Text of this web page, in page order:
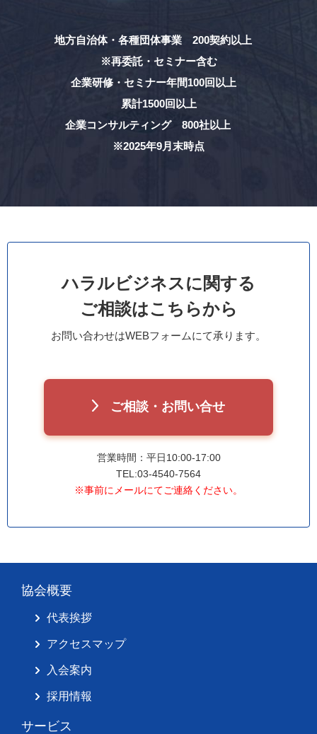
地方自治体・各種団体事業 200契約以上
※再委託・セミナー含む
企業研修・セミナー年間100回以上
累計1500回以上
企業コンサルティング 800社以上
※2025年9月末時点
ハラルビジネスに関する
ご相談はこちらから
お問い合わせはWEBフォームにて承ります。
ご相談・お問い合せ
営業時間：平日10:00-17:00
TEL:03-4540-7564
※事前にメールにてご連絡ください。
協会概要
代表挨拶
アクセスマップ
入会案内
採用情報
サービス